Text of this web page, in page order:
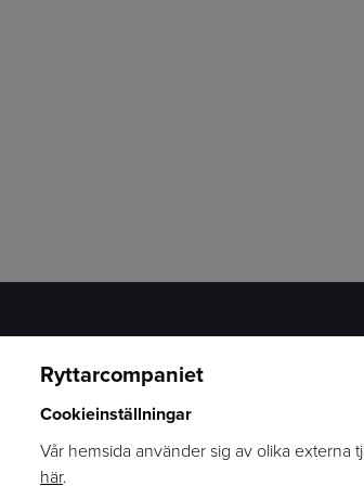
VÅRA KATEGORIER
Ryttarcompaniet
Cookieinställningar
Vår hemsida använder sig av olika externa
här.